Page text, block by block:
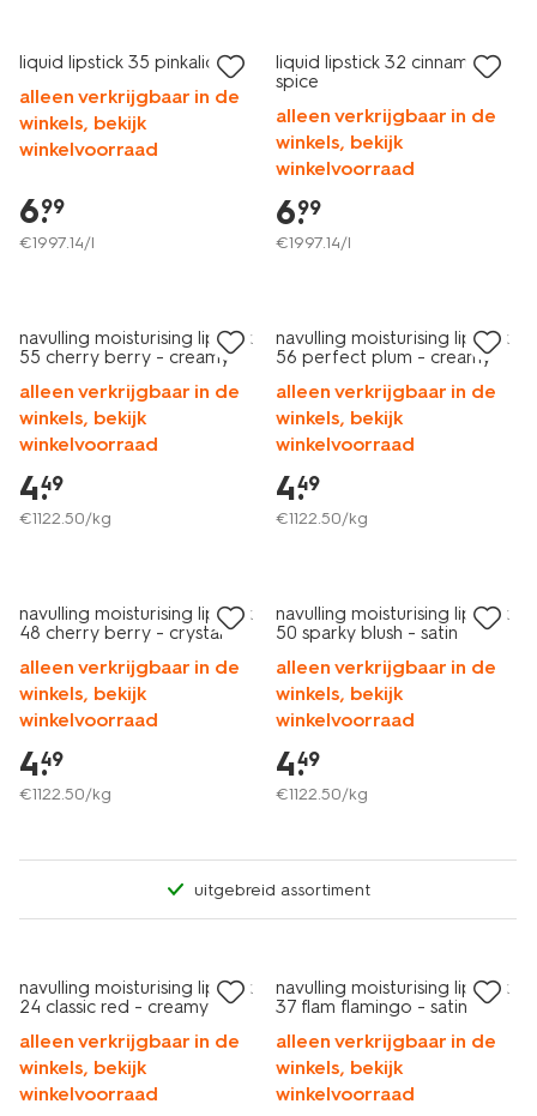
liquid lipstick 35 pinkalicious
alleen verkrijgbaar in de
winkels, bekijk
winkelvoorraad
6.
99
€1997.14/l
liquid lipstick 32 cinnamon
spice
alleen verkrijgbaar in de
winkels, bekijk
winkelvoorraad
6.
99
€1997.14/l
navulling moisturising lipstick
55 cherry berry - creamy
alleen verkrijgbaar in de
winkels, bekijk
winkelvoorraad
4.
49
€1122.50/kg
navulling moisturising lipstick
56 perfect plum - creamy
alleen verkrijgbaar in de
winkels, bekijk
winkelvoorraad
4.
49
€1122.50/kg
navulling moisturising lipstick
48 cherry berry - crystal
alleen verkrijgbaar in de
winkels, bekijk
winkelvoorraad
4.
49
€1122.50/kg
navulling moisturising lipstick
50 sparky blush - satin
alleen verkrijgbaar in de
winkels, bekijk
winkelvoorraad
4.
49
€1122.50/kg
uitgebreid assortiment
navulling moisturising lipstick
24 classic red - creamy
alleen verkrijgbaar in de
winkels, bekijk
winkelvoorraad
navulling moisturising lipstick
37 flam flamingo - satin
alleen verkrijgbaar in de
winkels, bekijk
winkelvoorraad